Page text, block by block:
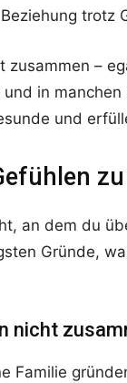
trotz
zusammen –
in
und
an dem du
Gründe,
nicht
Familie